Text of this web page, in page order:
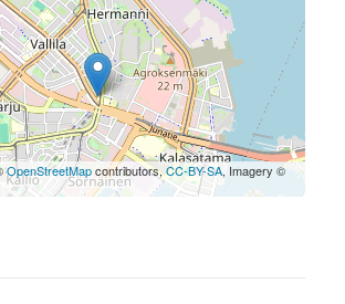
OpenStreetMapcontributors,CC-BY-SA, Imagery ©